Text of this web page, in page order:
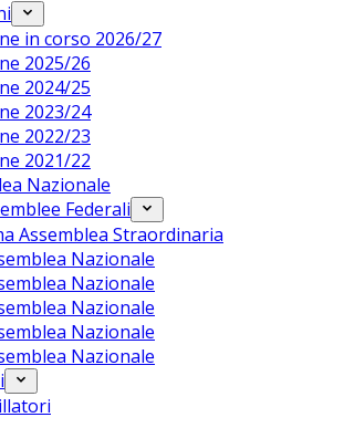
in corso 2026/27
2025/26
2024/25
2023/24
2022/23
2021/22
Nazionale
Federali
Assemblea Straordinaria
Nazionale
Nazionale
Nazionale
Nazionale
Nazionale